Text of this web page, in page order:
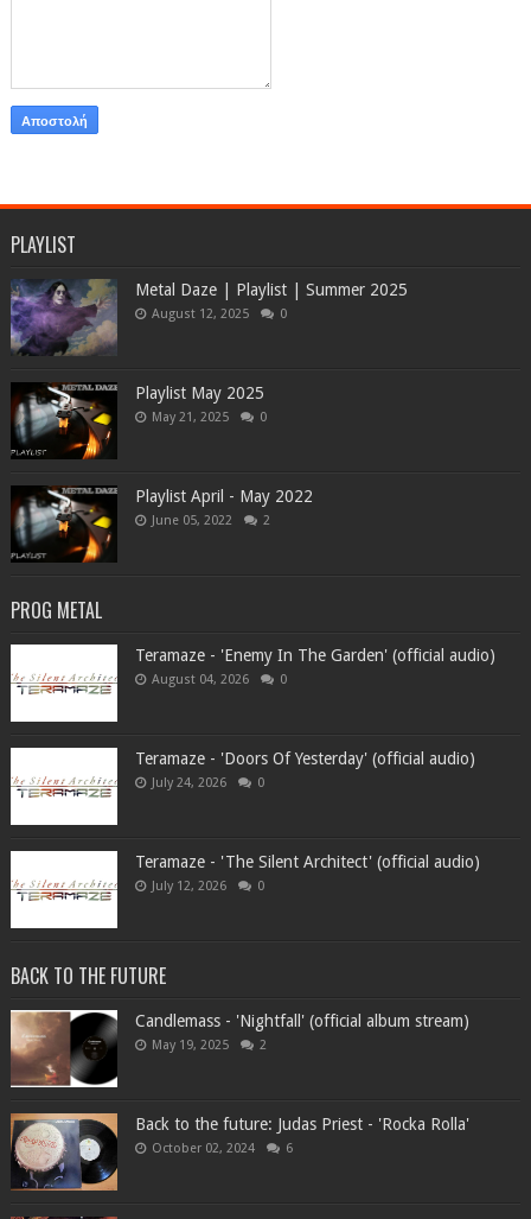
PLAYLIST
Metal Daze | Playlist | Summer 2025
August 12, 2025 0
Playlist May 2025
May 21, 2025 0
Playlist April - May 2022
June 05, 2022 2
PROG METAL
Teramaze - 'Enemy In The Garden' (official audio)
August 04, 2026 0
Teramaze - 'Doors Of Yesterday' (official audio)
July 24, 2026 0
Teramaze - 'The Silent Architect' (official audio)
July 12, 2026 0
BACK TO THE FUTURE
Candlemass - 'Nightfall' (official album stream)
May 19, 2025 2
Back to the future: Judas Priest - 'Rocka Rolla'
October 02, 2024 6